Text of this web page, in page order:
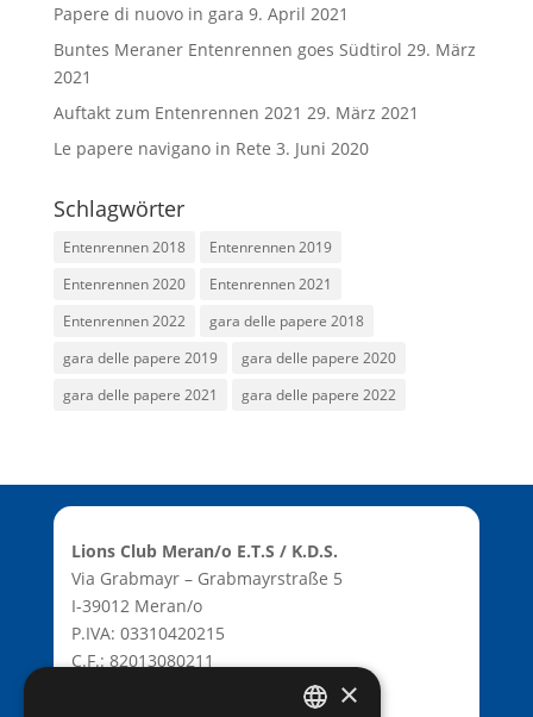
Papere di nuovo in gara 9. April 2021
Buntes Meraner Entenrennen goes Südtirol 29. März
2021
Auftakt zum Entenrennen 2021 29. März 2021
Le papere navigano in Rete 3. Juni 2020
Schlagwörter
Entenrennen 2018
Entenrennen 2019
Entenrennen 2020
Entenrennen 2021
Entenrennen 2022
gara delle papere 2018
gara delle papere 2019
gara delle papere 2020
gara delle papere 2021
gara delle papere 2022
Lions Club Meran/o E.T.S / K.D.S.
Via Grabmayr – Grabmayrstraße 5
I-39012 Meran/o
P.IVA: 03310420215
C.F.: 82013080211
×